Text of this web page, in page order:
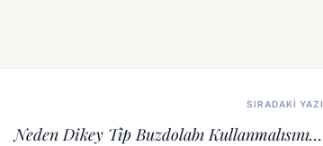
SIRADAKI YAZI
Neden Dikey Tip Buzdolabı Kullanmalısınız?